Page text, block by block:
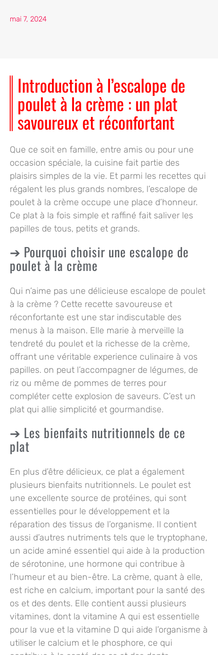
mai 7, 2024
Introduction à l’escalope de
poulet à la crème : un plat
savoureux et réconfortant
Que ce soit en famille, entre amis ou pour une
occasion spéciale, la cuisine fait partie des
plaisirs simples de la vie. Et parmi les recettes qui
régalent les plus grands nombres, l’escalope de
poulet à la crème occupe une place d’honneur.
Ce plat à la fois simple et raffiné fait saliver les
papilles de tous, petits et grands.
Pourquoi choisir une escalope de
poulet à la crème
Qui n’aime pas une délicieuse escalope de poulet
à la crème ? Cette recette savoureuse et
réconfortante est une star indiscutable des
menus à la maison. Elle marie à merveille la
tendreté du poulet et la richesse de la crème,
offrant une véritable experience culinaire à vos
papilles. on peut l’accompagner de légumes, de
riz ou même de pommes de terres pour
compléter cette explosion de saveurs. C’est un
plat qui allie simplicité et gourmandise.
Les bienfaits nutritionnels de ce
plat
En plus d’être délicieux, ce plat a également
plusieurs bienfaits nutritionnels. Le poulet est
une excellente source de protéines, qui sont
essentielles pour le développement et la
réparation des tissus de l’organisme. Il contient
aussi d’autres nutriments tels que le tryptophane,
un acide aminé essentiel qui aide à la production
de sérotonine, une hormone qui contribue à
l’humeur et au bien-être. La crème, quant à elle,
est riche en calcium, important pour la santé des
os et des dents. Elle contient aussi plusieurs
vitamines, dont la vitamine A qui est essentielle
pour la vue et la vitamine D qui aide l’organisme à
utiliser le calcium et le phosphore, ce qui